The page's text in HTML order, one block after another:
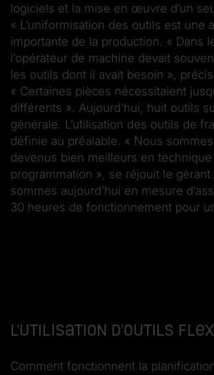
logiciels et la mise en œuvre d’un
« L’uniformisation des outils est une
importante de la production. « Dans
l’opérateur de machine devait
les outils dont il avait besoin »,
« Certaines pièces nécessitaient
différents ». Aujourd’hui, huit outils
générale. L’utilisation des outils de
définie au préalable. « Nous
devenus bien meilleurs en technique
programmation », se réjouit le
sommes aujourd’hui en mesure
30 heures de fonctionnement pour
L’utilisation d’outils
Comment fonctionnent la